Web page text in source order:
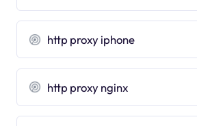
http proxy iphone
http proxy nginx